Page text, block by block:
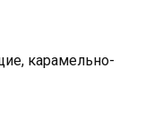
карамельно-